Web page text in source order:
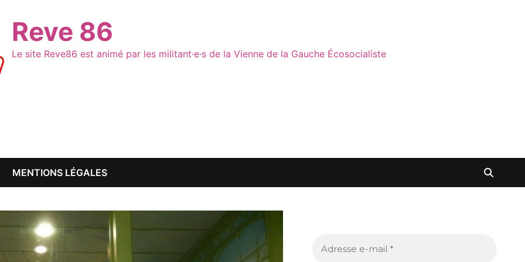
Reve 86
Le site Reve86 est animé par les militant·e·s de la Vienne de la Gauche Écosocialiste
MENTIONS LÉGALES